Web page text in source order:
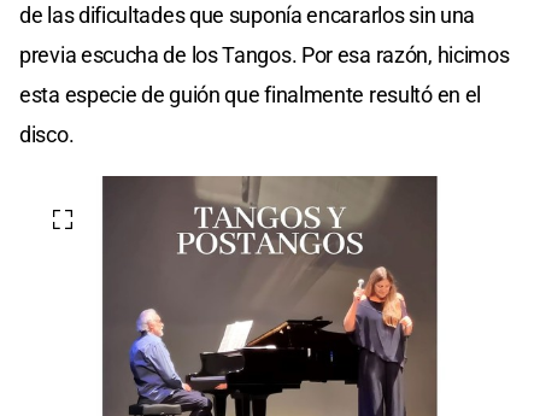
de las dificultades que suponía encararlos sin una
previa escucha de los Tangos. Por esa razón, hicimos
esta especie de guión que finalmente resultó en el
disco.